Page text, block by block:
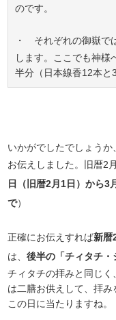
のです。
・ それぞれの御嶽で
します。ここでも神様
半分（日本線香12本と
いかがでしたでしょう
お伝えしました。旧暦2
日（旧暦2月1日）から3
で）
正確にお伝えすれば新暦
は、後半の「チィタチ
チィタチの拝みと同じ
は二膳お供えして、拝
この日に当たりますね。